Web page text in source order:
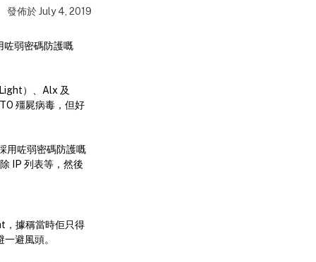
發佈於July 4, 2019
咗弱密碼防護嘅
）、Alx 及
殭屍病毒，但好
用咗弱密碼防護嘅
IP 列表等，然後
，據稱當時佢只得
避風頭。